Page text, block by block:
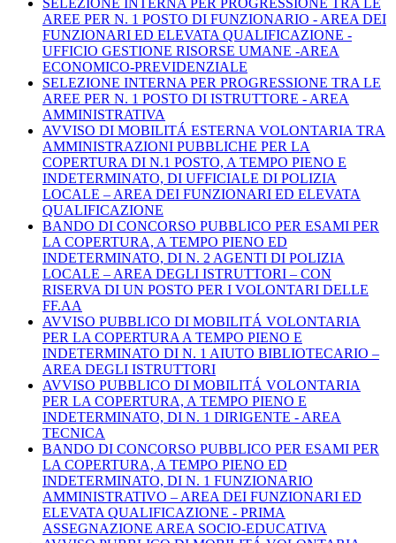
SELEZIONE INTERNA PER PROGRESSIONE TRA LE
AREE PER N. 1 POSTO DI FUNZIONARIO - AREA DEI
FUNZIONARI ED ELEVATA QUALIFICAZIONE -
UFFICIO GESTIONE RISORSE UMANE -AREA
ECONOMICO-PREVIDENZIALE
SELEZIONE INTERNA PER PROGRESSIONE TRA LE
AREE PER N. 1 POSTO DI ISTRUTTORE - AREA
AMMINISTRATIVA
AVVISO DI MOBILITÁ ESTERNA VOLONTARIA TRA
AMMINISTRAZIONI PUBBLICHE PER LA
COPERTURA DI N.1 POSTO, A TEMPO PIENO E
INDETERMINATO, DI UFFICIALE DI POLIZIA
LOCALE – AREA DEI FUNZIONARI ED ELEVATA
QUALIFICAZIONE
BANDO DI CONCORSO PUBBLICO PER ESAMI PER
LA COPERTURA, A TEMPO PIENO ED
INDETERMINATO, DI N. 2 AGENTI DI POLIZIA
LOCALE – AREA DEGLI ISTRUTTORI – CON
RISERVA DI UN POSTO PER I VOLONTARI DELLE
FF.AA
AVVISO PUBBLICO DI MOBILITÁ VOLONTARIA
PER LA COPERTURA A TEMPO PIENO E
INDETERMINATO DI N. 1 AIUTO BIBLIOTECARIO –
AREA DEGLI ISTRUTTORI
AVVISO PUBBLICO DI MOBILITÁ VOLONTARIA
PER LA COPERTURA, A TEMPO PIENO E
INDETERMINATO, DI N. 1 DIRIGENTE - AREA
TECNICA
BANDO DI CONCORSO PUBBLICO PER ESAMI PER
LA COPERTURA, A TEMPO PIENO ED
INDETERMINATO, DI N. 1 FUNZIONARIO
AMMINISTRATIVO – AREA DEI FUNZIONARI ED
ELEVATA QUALIFICAZIONE - PRIMA
ASSEGNAZIONE AREA SOCIO-EDUCATIVA